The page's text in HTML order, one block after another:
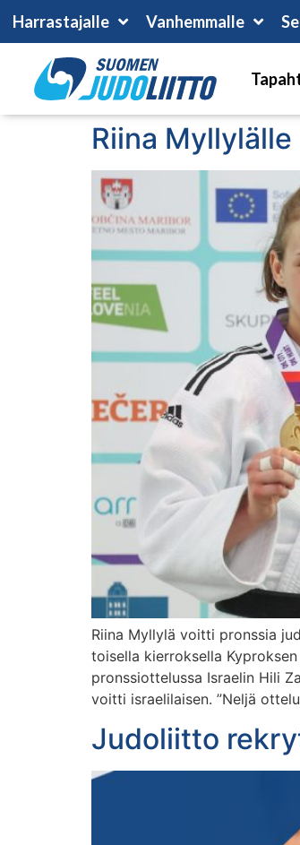
Harrastajalle Vanhemmalle
Riina
Riina Myllylä voitti pronssia
toisella kierroksella
pronssiottelussa Israelin Hili
voitti israelilaisen. ”Neljä
Judoliitto